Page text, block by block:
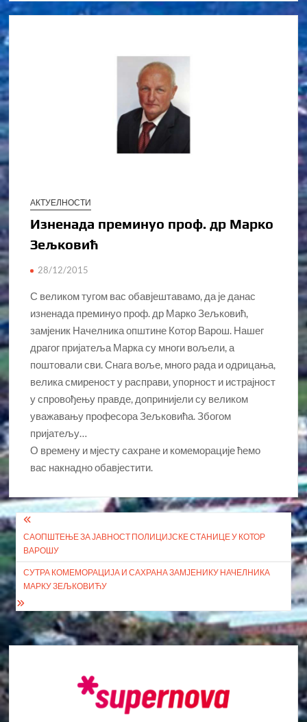
АКТУЕЛНОСТИ
Изненада преминуо проф. др Марко
Зељковић
28/12/2015
С великом тугом вас обавјештавамо, да је данас
изненада преминуо проф. др Марко Зељковић,
замјеник Начелника општине Котор Варош. Нашег
драгог пријатеља Марка су многи вољели, а
поштовали сви. Снага воље, много рада и одрицања,
велика смиреност у расправи, упорност и истрајност
у спровођењу правде, допринијели су великом
уважавању професора Зељковића. Збогом
пријатељу…
О времену и мјесту сахране и комеморације ћемо
вас накнадно обавјестити.
Кретање
чланка
САОПШТЕЊЕ ЗА ЈАВНОСТ ПОЛИЦИЈСКЕ СТАНИЦЕ У КОТОР
ВАРОШУ
СУТРА КОМЕМОРАЦИЈА И САХРАНА ЗАМЈЕНИКУ НАЧЕЛНИКА
МАРКУ ЗЕЉКОВИЋУ